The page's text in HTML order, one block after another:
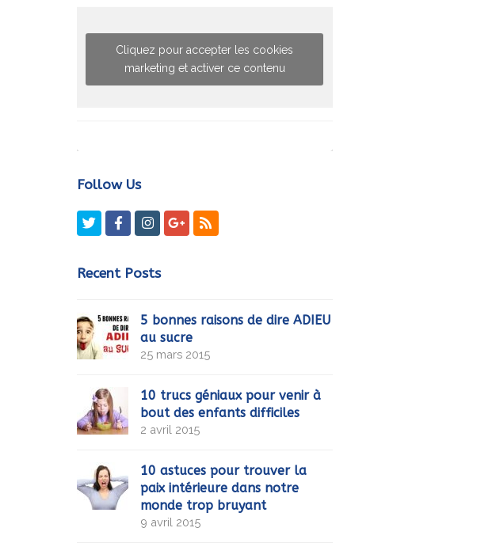
Cliquez pour accepter les cookies
marketing et activer ce contenu
Follow Us
TwitterFacebookInstagramGooglePlus
RSS
Recent Posts
5 bonnes raisons de dire ADIEU
au sucre
25 mars 2015
10 trucs géniaux pour venir à
bout des enfants difficiles
2 avril 2015
10 astuces pour trouver la
paix intérieure dans notre
monde trop bruyant
9 avril 2015